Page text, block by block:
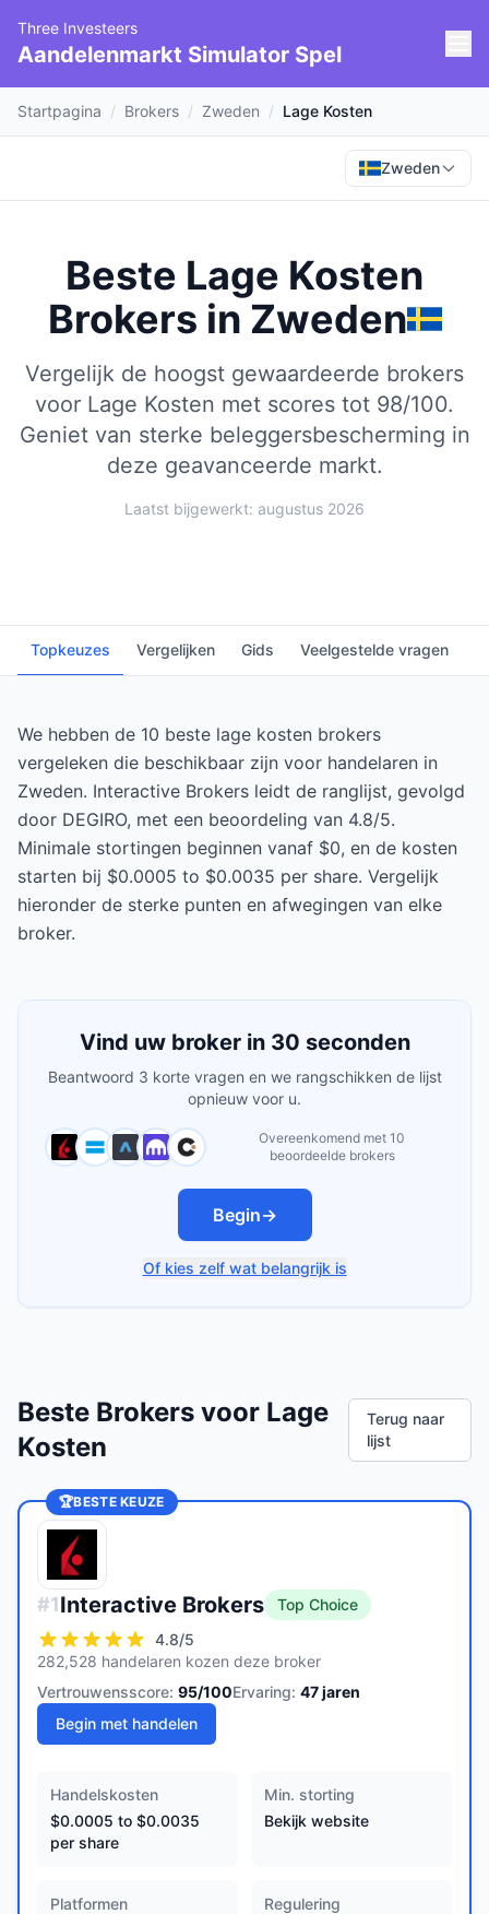
Three Investeers
Aandelenmarkt Simulator Spel
Startpagina / Brokers / Zweden / Lage Kosten
Zweden
Beste Lage Kosten
Brokers in Zweden
Vergelijk de hoogst gewaardeerde brokers
voor Lage Kosten met scores tot 98/100.
Geniet van sterke beleggersbescherming in
deze geavanceerde markt.
Laatst bijgewerkt: augustus 2026
Topkeuzes Vergelijken Gids Veelgestelde vragen
We hebben de 10 beste lage kosten brokers
vergeleken die beschikbaar zijn voor handelaren in
Zweden. Interactive Brokers leidt de ranglijst, gevolgd
door DEGIRO, met een beoordeling van 4.8/5.
Minimale stortingen beginnen vanaf $0, en de kosten
starten bij $0.0005 to $0.0035 per share. Vergelijk
hieronder de sterke punten en afwegingen van elke
broker.
Vind uw broker in 30 seconden
Beantwoord 3 korte vragen en we rangschikken de lijst
opnieuw voor u.
Overeenkomend met 10
beoordeelde brokers
Begin→
Of kies zelf wat belangrijk is
Beste Brokers voor Lage
Kosten
Terug naar
lijst
🏆BESTE KEUZE
#1Interactive Brokers
Top Choice
4.8/5
282,528 handelaren kozen deze broker
Vertrouwensscore: 95/100Ervaring: 47jaren
Begin met handelen
Handelskosten
$0.0005 to $0.0035
per share
Min. storting
Bekijk website
Platformen
Regulering